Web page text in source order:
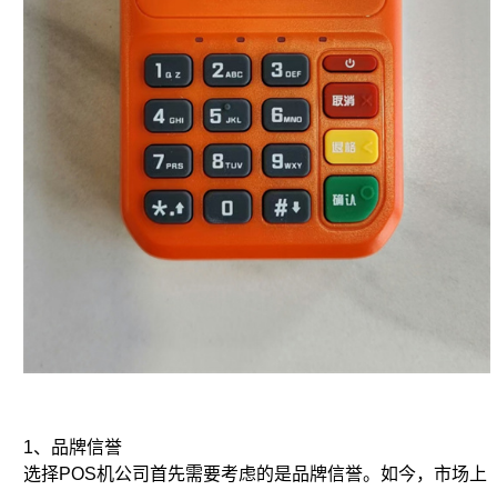
1、品牌信誉
选择POS机公司首先需要考虑的是品牌信誉。如今，市场上